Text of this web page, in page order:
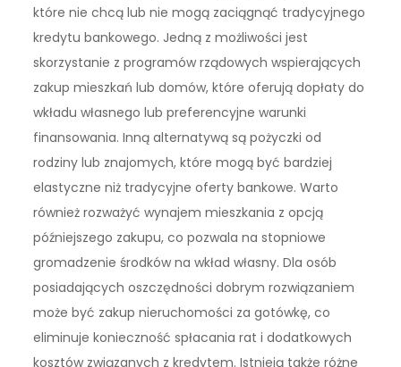
które nie chcą lub nie mogą zaciągnąć tradycyjnego
kredytu bankowego. Jedną z możliwości jest
skorzystanie z programów rządowych wspierających
zakup mieszkań lub domów, które oferują dopłaty do
wkładu własnego lub preferencyjne warunki
finansowania. Inną alternatywą są pożyczki od
rodziny lub znajomych, które mogą być bardziej
elastyczne niż tradycyjne oferty bankowe. Warto
również rozważyć wynajem mieszkania z opcją
późniejszego zakupu, co pozwala na stopniowe
gromadzenie środków na wkład własny. Dla osób
posiadających oszczędności dobrym rozwiązaniem
może być zakup nieruchomości za gotówkę, co
eliminuje konieczność spłacania rat i dodatkowych
kosztów związanych z kredytem. Istnieją także różne